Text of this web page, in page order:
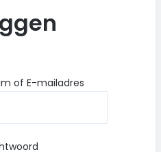
of E-mailadres